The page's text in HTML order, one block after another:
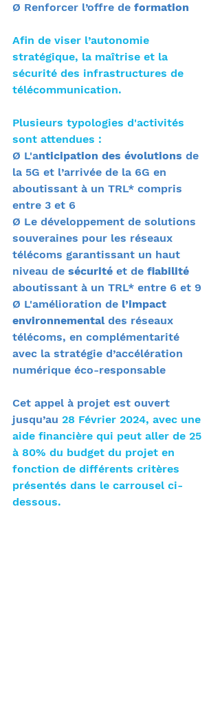
Ø Renforcer l’offre de formation
Afin de viser l’autonomie
stratégique, la maîtrise et la
sécurité des infrastructures de
télécommunication.
Plusieurs typologies d'activités
sont attendues :
Ø L'anticipation des évolutions de
la 5G et l’arrivée de la 6G en
aboutissant à un TRL* compris
entre 3 et 6
Ø Le développement de solutions
souveraines pour les réseaux
télécoms garantissant un haut
niveau de sécurité et de fiabilité
aboutissant à un TRL* entre 6 et 9
Ø L'amélioration de l’impact
environnemental des réseaux
télécoms, en complémentarité
avec la stratégie d’accélération
numérique éco-responsable
Cet appel à projet est ouvert
jusqu’au 28 Février 2024, avec une
aide financière qui peut aller de 25
à 80% du budget du projet en
fonction de différents critères
présentés dans le carrousel ci-
dessous.